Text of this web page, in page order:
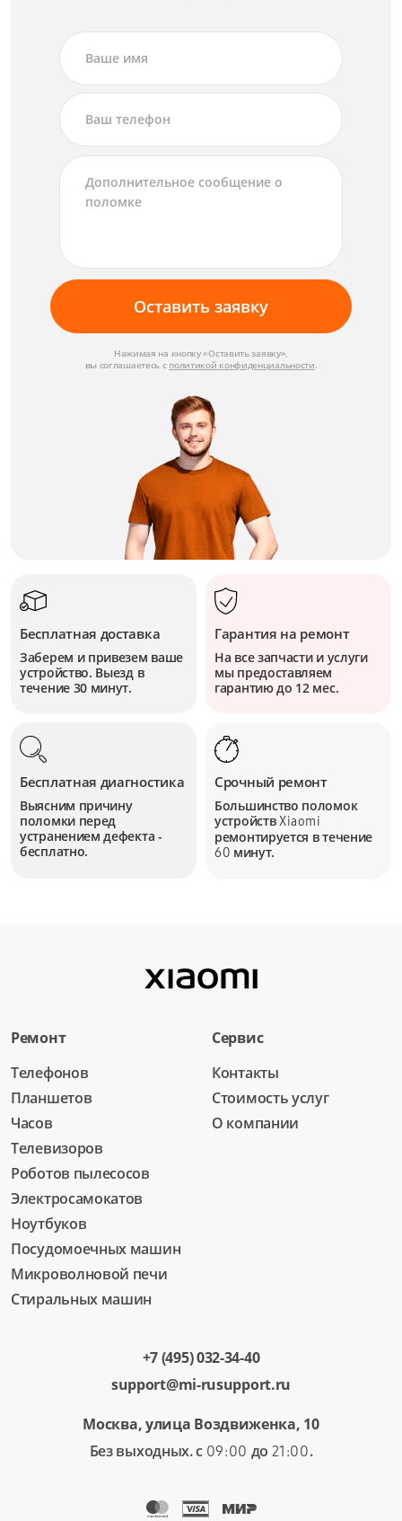
Оставить заявку
Нажимая на кнопку «Оставить заявку»,
вы соглашаетесь с политикой конфиденциальности.
Бесплатная доставка
Заберем и привезем ваше
устройство. Выезд в
течение 30 минут.
Гарантия на ремонт
На все запчасти и услуги
мы предоставляем
гарантию до 12 мес.
Бесплатная диагностика
Выясним причину
поломки перед
устранением дефекта -
бесплатно.
Срочный ремонт
Большинство поломок
устройствXiaomi
ремонтируется в течение
60 минут.
Ремонт
Телефонов
Планшетов
Часов
Телевизоров
Роботов пылесосов
Электросамокатов
Ноутбуков
Посудомоечных машин
Микроволновой печи
Стиральных машин
Сервис
Контакты
Стоимость услуг
О компании
+7 (495) 032-34-40
support@mi-rusupport.ru
Москва, улица Воздвиженка, 10
Без выходных. с 09:00 до 21:00.